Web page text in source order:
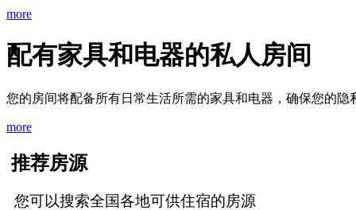
more
配有家具和电器的私人房间
您的房间将配备所有日常生活所需的家具和电器，确保您的
more
推荐房源
您可以搜索全国各地可供住宿的房源